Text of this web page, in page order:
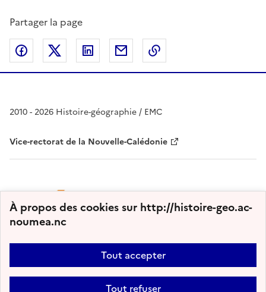
À propos des cookies sur http://histoire-geo.ac-
noumea.nc
Tout accepter
Tout refuser
Partager la page
Partager sur Facebook
Partager sur Twitter
Partager sur LinkedIn
Partager par email
2010 - 2026 Histoire-géographie / EMC
Vice-rectorat de la Nouvelle-Calédonie